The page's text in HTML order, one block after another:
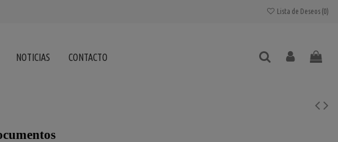
Lista de Deseos (0)
NOTICIAS CONTACTO